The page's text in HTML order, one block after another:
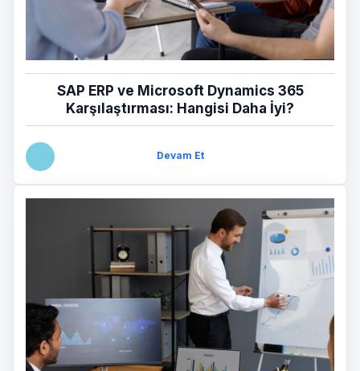
SAP ERP ve Microsoft Dynamics 365
Karşılaştırması: Hangisi Daha İyi?
Devam Et